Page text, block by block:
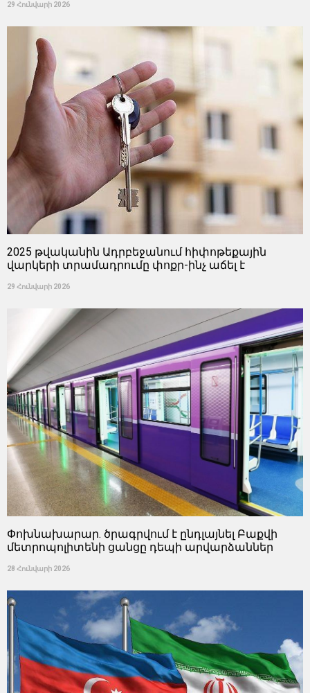
29 Հունվարի 2026
2025 թվականին Ադրբեջանում հիփոթեքային
վարկերի տրամադրումը փոքր-ինչ աճել է
29 Հունվարի 2026
Փոխնախարար. ծրագրվում է ընդլայնել Բաքվի
մետրոպոլիտենի ցանցը դեպի արվարձաններ
28 Հունվարի 2026